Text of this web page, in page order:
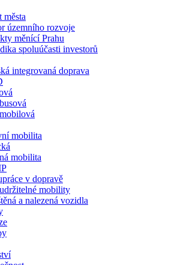
města
územního rozvoje
měnící Prahu
spoluúčasti investorů
integrovaná doprava
mobilita
mobilita
v dopravě
mobility
a nalezená vozidla